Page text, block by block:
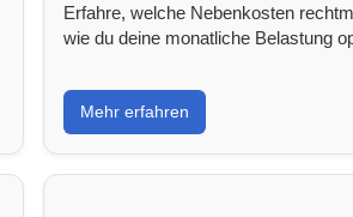
Erfahre, welche Nebenkosten
wie du deine monatliche Belastung
Mehr erfahren